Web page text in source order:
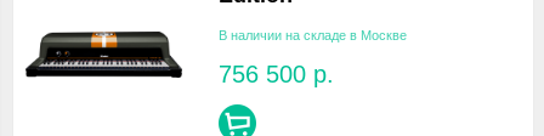
В наличии на складе в Москве
756 500 р.